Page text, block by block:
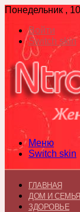
Понедельник ,
Войти
Switch skin
Меню
Switch skin
ГЛАВНАЯ
ДОМ И СЕМЬЯ
ЗДОРОВЬЕ